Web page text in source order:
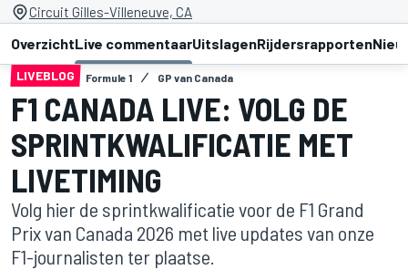
Circuit Gilles-Villeneuve, CA
OverzichtLive commentaarUitslagenRijdersrapporten
LIVEBLOG Formule 1 GP van Canada
F1 CANADA LIVE: VOLG DE
SPRINTKWALIFICATIE MET
LIVETIMING
Volg hier de sprintkwalificatie voor de F1 Grand
Prix van Canada 2026 met live updates van onze
F1-journalisten ter plaatse.